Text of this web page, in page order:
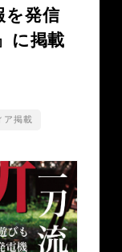
を発信
に掲載
ア掲載